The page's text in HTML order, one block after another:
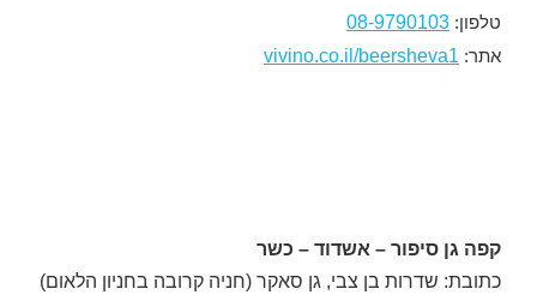
טלפון: 08-9790103
אתר: vivino.co.il/beersheva1
קפה גן סיפור – אשדוד – כשר
כתובת: שדרות בן צבי, גן סאקר (חניה קרובה בחניון הלאום)